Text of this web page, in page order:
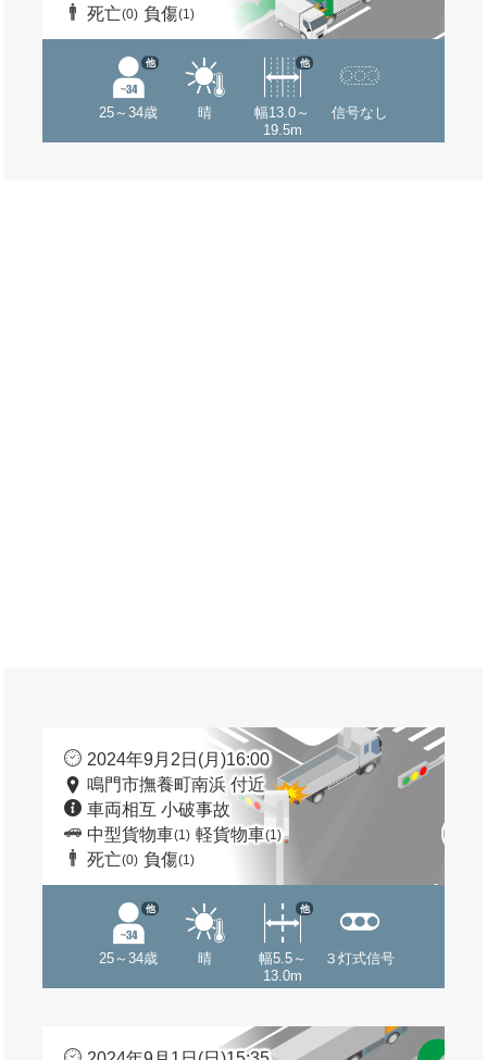
死亡(0) 負傷(1)
25～34歳
他
晴
幅13.0～
19.5m
他
信号なし
2024年9月2日(月)16:00
鳴門市撫養町南浜 付近
車両相互 小破事故
中型貨物車(1) 軽貨物車(1)
死亡(0) 負傷(1)
25～34歳
他
晴
幅5.5～
13.0m
他
３灯式信号